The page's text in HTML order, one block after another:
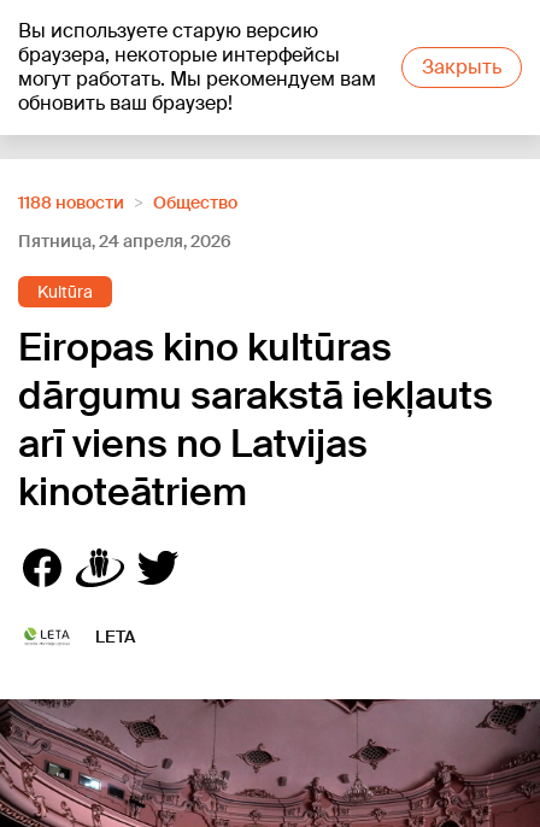
Вы используете старую версию
браузера, некоторые интерфейсы
могут работать. Мы рекомендуем вам
обновить ваш браузер!
Закрыть
+24°C
1188 новости
Oбщество
Пятница, 24 апреля, 2026
Kultūra
Eiropas kino kultūras
dārgumu sarakstā iekļauts
arī viens no Latvijas
kinoteātriem
LETA